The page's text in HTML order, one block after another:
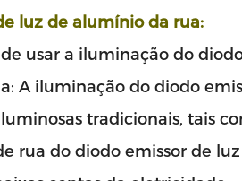
luz de alumínio da rua:
usar a iluminação do
A iluminação do diodo
tradicionais, tais
rua do diodo emissor de